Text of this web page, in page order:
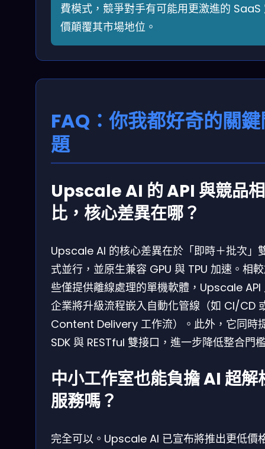
費模式，競爭對手有可能用更激進的 SaaS
價顛覆其市場地位。
FAQ：你我都好奇的關
題
Upscale AI 的 API 與競品相
比，核心差異在哪？
Upscale AI 的核心差異在於「即時＋批次」
式並行，並原生兼容 GPU 與 TPU 加速。相
些僅提供離線處理的單機軟體，Upscale API
企業將升級流程嵌入自動化管線（如 CI/CD
Content Delivery 工作流）。此外，它同時
SDK 與 RESTful 雙接口，進一步降低整合門
中小工作室也能負擔 AI 超解
服務嗎？
完全可以。Upscale AI 已宣布將推出更低價